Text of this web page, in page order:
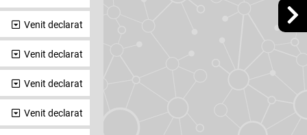
Venit declarat
Venit declarat
Venit declarat
Venit declarat